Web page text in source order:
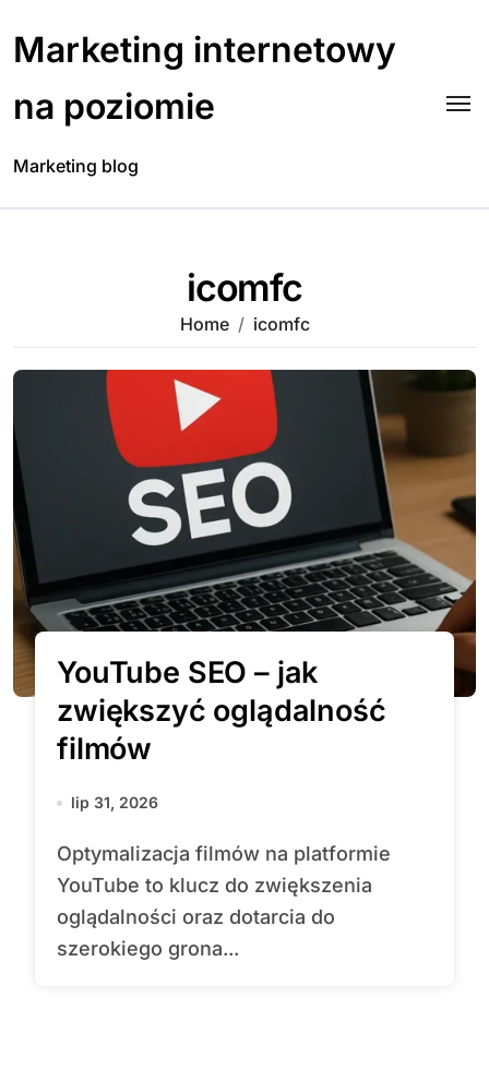
content
Marketing internetowy
na poziomie
Marketing blog
icomfc
Home icomfc
YouTube SEO – jak
zwiększyć oglądalność
filmów
lip 31, 2026
Optymalizacja filmów na platformie
YouTube to klucz do zwiększenia
oglądalności oraz dotarcia do
szerokiego grona...